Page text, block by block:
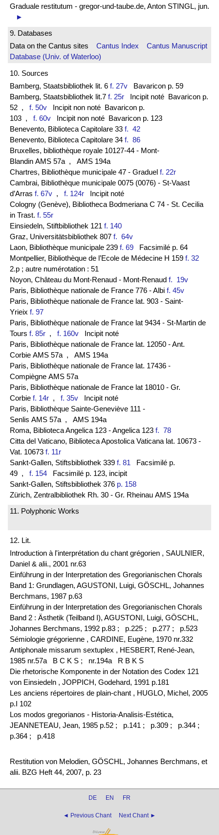
Graduale restitutum - gregor-und-taube.de, Anton STINGL, jun.
►
9. Databases
Data on the Cantus sites Cantus Index
Cantus Manuscript
Database (Univ. of Waterloo)
10. Sources
Bamberg, Staatsbibliothek lit. 6 f. 27v Bavaricon p. 59
Bamberg, Staatsbibliothek lit.7 f. 25r Incipit noté Bavaricon p.
52 , f. 50v Incipit non noté Bavaricon p.
103 , f. 60v Incipit non noté Bavaricon p. 123
Benevento, Biblioteca Capitolare 33 f. 42
Benevento, Biblioteca Capitolare 34 f. 86
Bruxelles, bibliothèque royale 10127-44 - Mont-
Blandin AMS 57a , AMS 194a
Chartres, Bibliothèque municipale 47 - Graduel f. 22r
Cambrai, Bibliothèque municipale 0075 (0076) - St-Vaast
d’Arras f. 67v , f. 124r Incipit noté
Cologny (Genève), Bibliotheca Bodmeriana C 74 - St. Cecilia
in Trast. f. 55r
Einsiedeln, Stiftbibliothek 121 f. 140
Graz, Universitätsbibliothek 807 f. 64v
Laon, Bibliothèque municipale 239 f. 69 Facsimilé p. 64
Montpellier, Bibliothèque de l’Ecole de Médecine H 159 f. 32
2.p ; autre numérotation : 51
Noyon, Château du Mont-Renaud - Mont-Renaud f. 19v
Paris, Bibliothèque nationale de France 776 - Albi f. 45v
Paris, Bibliothèque nationale de France lat. 903 - Saint-
Yrieix f. 97
Paris, Bibliothèque nationale de France lat 9434 - St-Martin de
Tours f. 85r , f. 160v Incipit noté
Paris, Bibliothèque nationale de France lat. 12050 - Ant.
Corbie AMS 57a , AMS 194a
Paris, Bibliothèque nationale de France lat. 17436 -
Compiègne AMS 57a
Paris, Bibliothèque nationale de France lat 18010 - Gr.
Corbie f. 14r , f. 35v Incipit noté
Paris, Bibliothèque Sainte-Geneviève 111 -
Senlis AMS 57a , AMS 194a
Roma, Biblioteca Angelica 123 - Angelica 123 f. 78
Citta del Vaticano, Biblioteca Apostolica Vaticana lat. 10673 -
Vat. 10673 f. 11r
Sankt-Gallen, Stiftsbibliothek 339 f. 81 Facsimilé p.
49 , f. 154 Facsimilé p. 123, incipit
Sankt-Gallen, Stiftsbibliothek 376 p. 158
Zürich, Zentralbibliothek Rh. 30 - Gr. Rheinau AMS 194a
11. Polyphonic Works
12. Lit.
Introduction à l'interprétation du chant grégorien , SAULNIER,
Daniel & alii., 2001 nr.63
Einführung in der Interpretation des Gregorianischen Chorals
Band 1: Grundlagen, AGUSTONI, Luigi, GÖSCHL, Johannes
Berchmans, 1987 p.63
Einführung in der Interpretation des Gregorianischen Chorals
Band 2 : Ästhetik (Teilband I), AGUSTONI, Luigi, GÖSCHL,
Johannes Berchmans, 1992 p.83 ;
p.225 ; p.277 ;
p.523
Sémiologie grégorienne , CARDINE, Eugène, 1970 nr.332
Antiphonale missarum sextuplex , HESBERT, René-Jean,
1985 nr.57a B C K S ;
nr.194a R B K S
Die rhetorische Komponente in der Notation des Codex 121
von Einsiedeln , JOPPICH, Godehard, 1991 p.181
Les anciens répertoires de plain-chant , HUGLO, Michel, 2005
p.I 102
Los modos gregorianos - Historia-Analisis-Estética,
JEANNETEAU, Jean, 1985 p.52 ;
p.141 ; p.309 ;
p.344 ;
p.364 ;
p.418
Restitution von Melodien, GÖSCHL, Johannes Berchmans, et
alii. BZG Heft 44, 2007, p. 23
DE EN FR
◄ Previous Chant Next Chant ►